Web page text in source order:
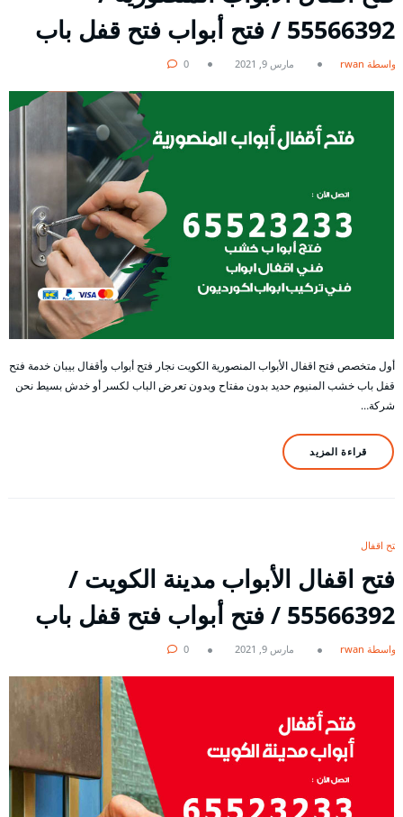
55566392 / فتح أبواب فتح قفل باب
بواسطة rwan مارس 9, 2021 0
أول متخصص فتح اقفال الأبواب المنصورية الكويت نجار فتح أبواب وأقفال بيبان خدمة فتح
قفل باب خشب المنيوم حديد بدون مفتاح وبدون تعرض الباب لكسر أو خدش بسيط نحن
شركة…
قراءة المزيد
فتح اقفال
فتح اقفال الأبواب مدينة الكويت /
55566392 / فتح أبواب فتح قفل باب
بواسطة rwan مارس 9, 2021 0